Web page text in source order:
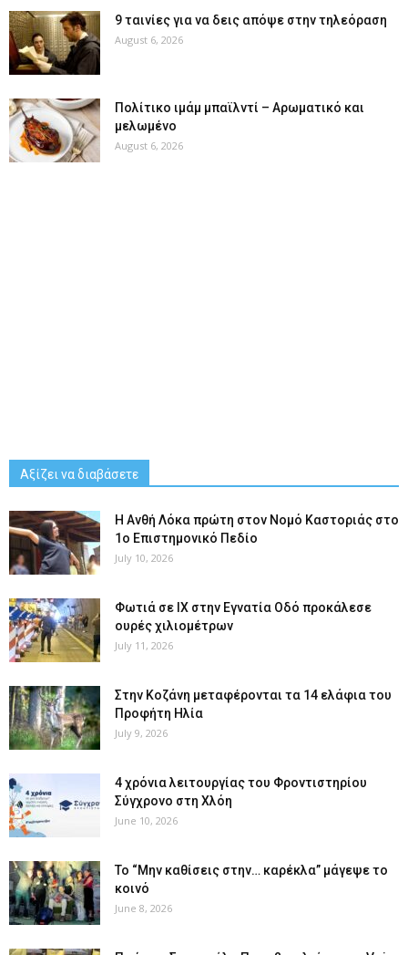
9 ταινίες για να δεις απόψε στην τηλεόραση
August 6, 2026
Πολίτικο ιμάμ μπαϊλντί – Αρωματικό και
μελωμένο
August 6, 2026
Αξίζει να διαβάσετε
Η Ανθή Λόκα πρώτη στον Νομό Καστοριάς στο
1ο Επιστημονικό Πεδίο
July 10, 2026
Φωτιά σε ΙΧ στην Εγνατία Οδό προκάλεσε
ουρές χιλιομέτρων
July 11, 2026
Στην Κοζάνη μεταφέρονται τα 14 ελάφια του
Προφήτη Ηλία
July 9, 2026
4 χρόνια λειτουργίας του Φροντιστηρίου
Σύγχρονο στη Χλόη
June 10, 2026
Το “Μην καθίσεις στην… καρέκλα” μάγεψε το
κοινό
June 8, 2026